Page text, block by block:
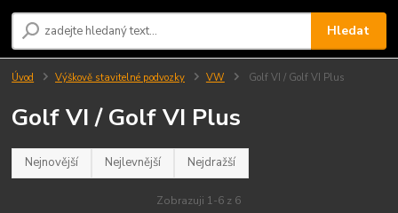
Hledat
Úvod Výškově stavitelné podvozky VW Golf VI / Golf VI Plus
Golf VI / Golf VI Plus
Nejnovější Nejlevnější Nejdražší
Zobrazuji 1-6 z 6